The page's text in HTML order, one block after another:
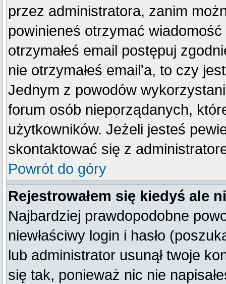
przez administratora, zanim
powinieneś otrzymać
otrzymałeś email postępuj
nie otrzymałeś email'a, to czy
Jednym z powodów
forum osób nieporządanych,
użytkowników. Jeżeli jesteś
skontaktować się z
Powrót do góry
Rejestrowałem się kiedyś ale
Najbardziej prawdopodobne
niewłaściwy login i hasło
lub administrator usunął twoje
się tak, ponieważ nic nie